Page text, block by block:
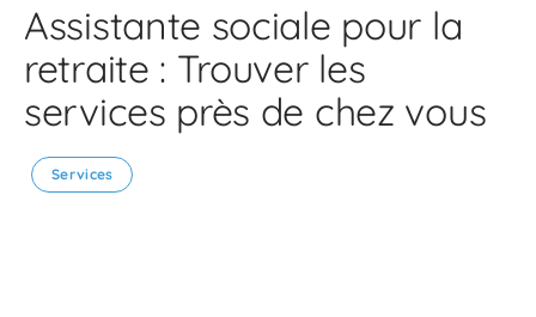
Assistante sociale pour la
retraite : Trouver les
services près de chez vous
Services